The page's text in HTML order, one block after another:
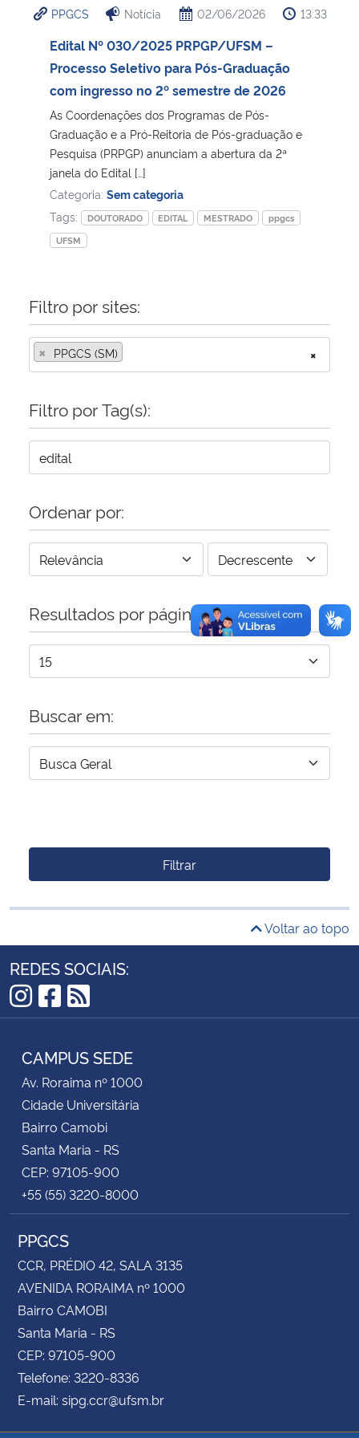
Ministério da Cidadania
Ministério de Minas e Energia
Ministério da Ciência, Tecnologia, Inovações e Comunicações
Ministério do Meio Ambiente
Ministério do Turismo
Controladoria-Geral da União
Ministério da Mulher, da Família e dos Direitos Humanos
Secretaria de Governo
Advocacia-Geral da União
Banco Central do Brasil
Planalto
PPGCS Notícia 02/06/2026 13:33
Edital Nº 030/2025 PRPGP/UFSM –
Processo Seletivo para Pós-Graduação
com ingresso no 2º semestre de 2026
As Coordenações dos Programas de Pós-
Graduação e a Pró-Reitoria de Pós-graduação e
Pesquisa (PRPGP) anunciam a abertura da 2ª
janela do Edital […]
Categoria: Sem categoria
Tags:
DOUTORADO EDITAL MESTRADO
ppgcs
UFSM
Filtro por sites:
×
× PPGCS (SM)
Filtro por Tag(s):
Ordenar por:
Resultados por página:
Buscar em:
Filtrar
Voltar ao topo
REDES SOCIAIS:
Instagram
Facebook
RSS
CAMPUS SEDE
Av. Roraima nº 1000
Cidade Universitária
Bairro Camobi
Santa Maria - RS
CEP: 97105-900
+55 (55) 3220-8000
PPGCS
CCR, PRÉDIO 42, SALA 3135
AVENIDA RORAIMA nº 1000
Bairro CAMOBI
Santa Maria - RS
CEP: 97105-900
Telefone: 3220-8336
E-mail: sipg.ccr@ufsm.br